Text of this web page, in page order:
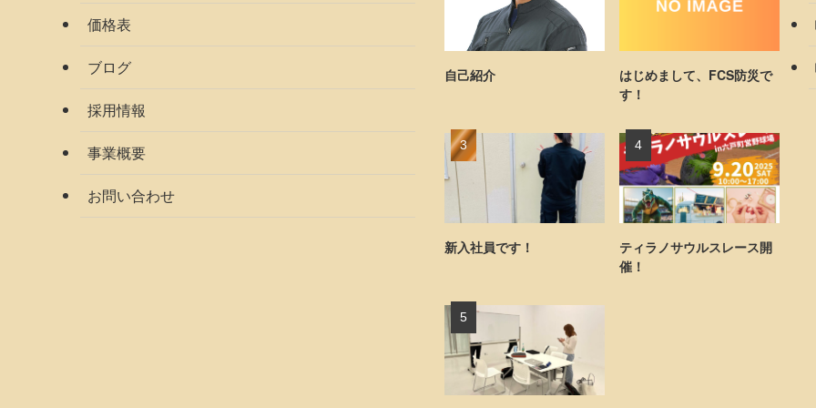
価格表
ブログ
採用情報
事業概要
お問い合わせ
自己紹介
はじめまして、FCS防災で
す！
新入社員です！
ティラノサウルスレース開
催！